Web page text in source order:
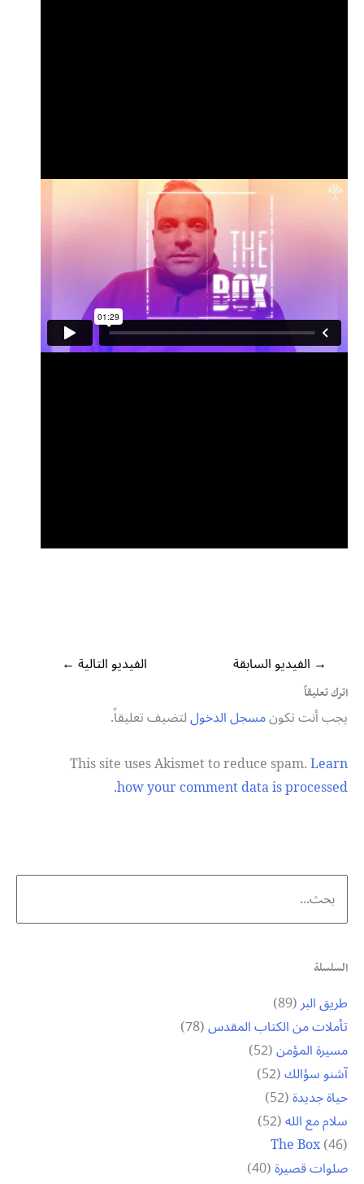
→ الفيديو السابقة الفيديو التالية ←
اترك تعليقاً
يجب أنت تكونمسجل الدخوللتضيف تعليقاً.
This site uses Akismet to reduce spam.Learn
how your comment data is processed.
Search
for:
السلسلة
طريق البر(89)
تأملات من الكتاب المقدس(78)
مسيرة المؤمن(52)
آشنو سؤالك(52)
حياة جديدة(52)
سلام مع الله(52)
The Box(46)
صلوات قصيرة(40)